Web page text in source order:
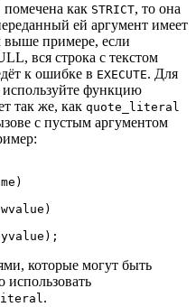
помечена как STRICT, то она
ей аргумент имеет
примере, если
вся строка с текстом
к ошибке в EXECUTE. Для
функцию
так же, как quote_literal
с пустым аргументом
которые могут быть
.